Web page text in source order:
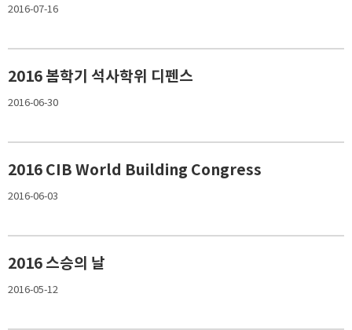
2016-07-16
2016 봄학기 석사학위 디펜스
2016-06-30
2016 CIB World Building Congress
2016-06-03
2016 스승의 날
2016-05-12